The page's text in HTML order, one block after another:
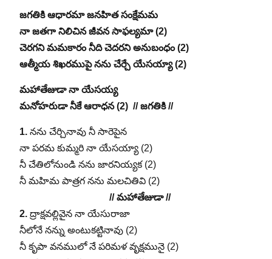
జగతికి ఆధారమా జనహిత సంక్షేమమ
‎నా జతగా నిలిచిన జీవన సాఫల్యమా (2)
చెరగని మమకారం నీది చెదరని అనుబంధం (2)
‎ఆత్మీయ శిఖరముపై నను చేర్చే యేసయ్యా (2)
మహాతేజుడా నా యేసయ్య
మనోహరుడా నీకే ఆరాధన (2) // జగతికి //
1. ‎నను చేర్చినావు నీ సారెపైన
‎నా పరమ కుమ్మరి నా యేసయ్యా (2)
‎నీ చేతిలోనుండి నను జారనియ్యక (2)
‎నీ మహిమ పాత్రగ నను మలచితివి (2)
// మహాతేజుడా //
2. ‎ద్రాక్షవల్లివైన నా యేసురాజా
‎నీలోనే నన్ను అంటుకట్టినావు (2)
‎నీ కృపా వనములో నే పరిమళ వృక్షమునై (2)